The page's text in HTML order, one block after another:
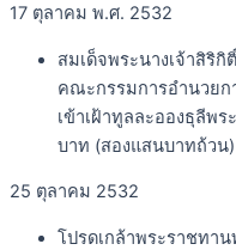
17 ตุลาคม พ.ศ. 2532
สมเด็จพระนางเจ้าสิริ
คณะกรรมการอำนวยก
เข้าเฝ้าทูลละอองธุลีพ
บาท (สองแสนบาทถ้วน)
25 ตุลาคม 2532
โปรดเกล้าพระราชทา